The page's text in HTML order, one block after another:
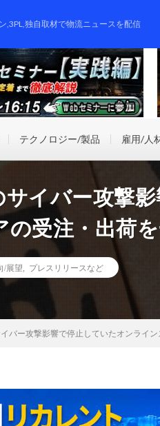
,3PL,独自取材で物流ニュースを配信
テクノロジー/製品 雇用/人
イバー攻撃
受注・出荷
/展望 プレスリリースなど
バー攻撃影響で停止していたオンライ